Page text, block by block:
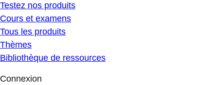
Testez nos produits
Cours et examens
Tous les produits
Thèmes
Bibliothèque de ressources
Connexion